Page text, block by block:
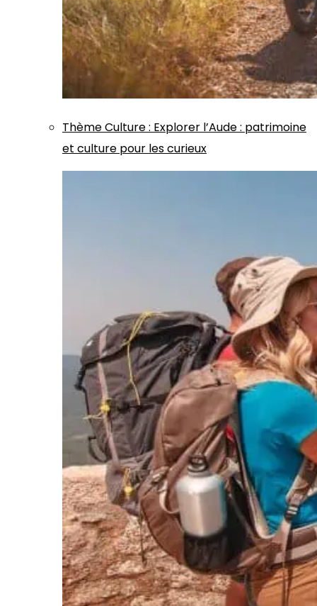
ThèmeCulture: Explorer l’Aude : patrimoine
et culture pour les curieux